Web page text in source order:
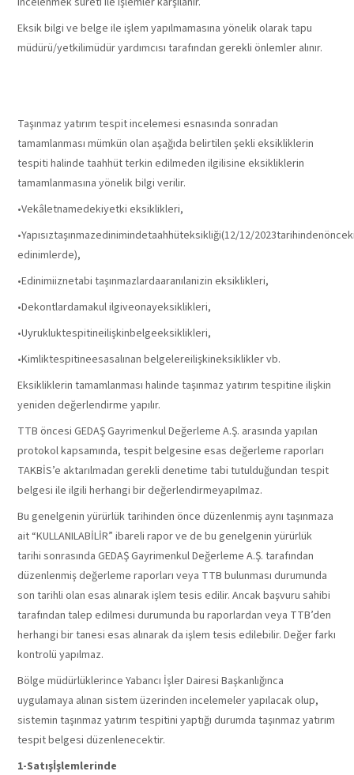
Eksik bilgi ve belge ile işlem yapılmamasına yönelik olarak tapu
müdürü/yetkilimüdür yardımcısı tarafından gerekli önlemler alınır.
Taşınmaz yatırım tespit incelemesi esnasında sonradan
tamamlanması mümkün olan aşağıda belirtilen şekli eksikliklerin
tespiti halinde taahhüt terkin edilmeden ilgilisine eksikliklerin
tamamlanmasına yönelik bilgi verilir.
•Vekâletnamedekiyetki eksiklikleri,
•Yapısıztaşınmazedinimindetaahhüteksikliği(12/12/
edinimlerde),
•Edinimiiznetabi taşınmazlardaaranılanizin eksiklikleri,
•Dekontlardamakul ilgiveonayeksiklikleri,
•Uyrukluktespitineilişkinbelgeeksiklikleri,
•Kimliktespitineesasalınan belgelereilişkineksiklikler vb.
Eksikliklerin tamamlanması halinde taşınmaz yatırım tespitine ilişkin
yeniden değerlendirme yapılır.
TTB öncesi GEDAŞ Gayrimenkul Değerleme A.Ş. arasında yapılan
protokol kapsamında, tespit belgesine esas değerleme raporları
TAKBİS’e aktarılmadan gerekli denetime tabi tutulduğundan tespit
belgesi ile ilgili herhangi bir değerlendirmeyapılmaz.
Bu genelgenin yürürlük tarihinden önce düzenlenmiş aynı taşınmaza
ait “KULLANILABİLİR” ibareli rapor ve de bu genelgenin yürürlük
tarihi sonrasında GEDAŞ Gayrimenkul Değerleme A.Ş. tarafından
düzenlenmiş değerleme raporları veya TTB bulunması durumunda
son tarihli olan esas alınarak işlem tesis edilir. Ancak başvuru sahibi
tarafından talep edilmesi durumunda bu raporlardan veya TTB’den
herhangi bir tanesi esas alınarak da işlem tesis edilebilir. Değer farkı
kontrolü yapılmaz.
Bölge müdürlüklerince Yabancı İşler Dairesi Başkanlığınca
uygulamaya alınan sistem üzerinden incelemeler yapılacak olup,
sistemin taşınmaz yatırım tespitini yaptığı durumda taşınmaz yatırım
tespit belgesi düzenlenecektir.
1-Satışİşlemlerinde